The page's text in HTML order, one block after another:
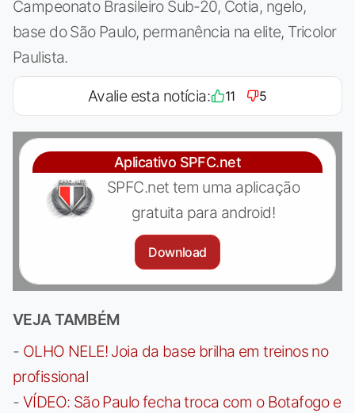
Campeonato Brasileiro Sub-20, Cotia, ngelo,
base do São Paulo, permanência na elite, Tricolor
Paulista.
Avalie esta notícia: 11 5
Aplicativo SPFC.net
SPFC.net tem uma aplicação
gratuita para android!
Download
VEJA TAMBÉM
- OLHO NELE! Joia da base brilha em treinos no
profissional
- VÍDEO: São Paulo fecha troca com o Botafogo e